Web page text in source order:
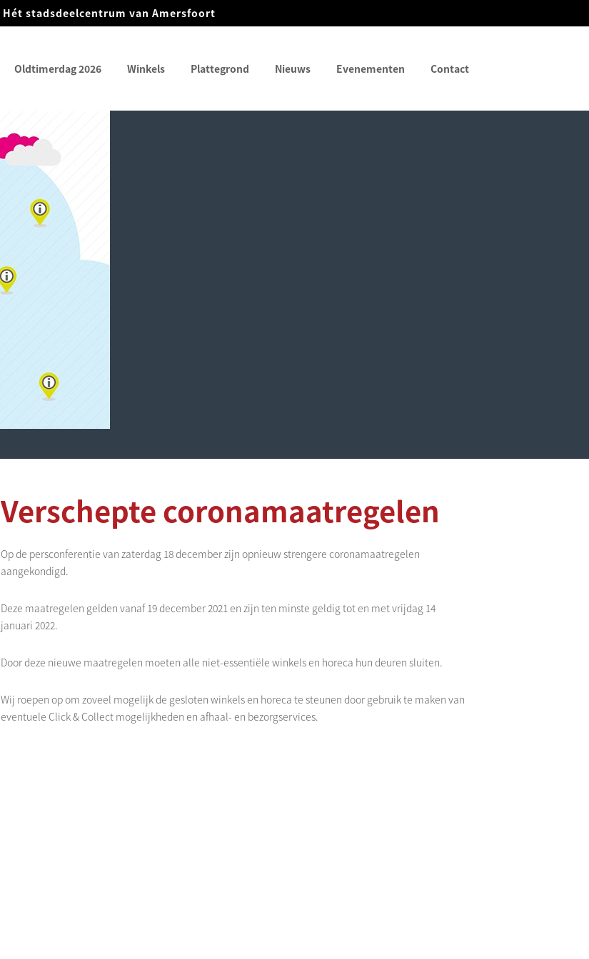
Hét stadsdeelcentrum van Amersfoort
Oldtimerdag 2026 Winkels Plattegrond Nieuws Evenementen Contact
Verschepte coronamaatregelen
Op de persconferentie van zaterdag 18 december zijn opnieuw strengere coronamaatregelen
aangekondigd.
Deze maatregelen gelden vanaf 19 december 2021 en zijn ten minste geldig tot en met vrijdag 14
januari 2022.
Door deze nieuwe maatregelen moeten alle niet-essentiële winkels en horeca hun deuren sluiten.
Wij roepen op om zoveel mogelijk de gesloten winkels en horeca te steunen door gebruik te maken van
eventuele Click & Collect mogelijkheden en afhaal- en bezorgservices.